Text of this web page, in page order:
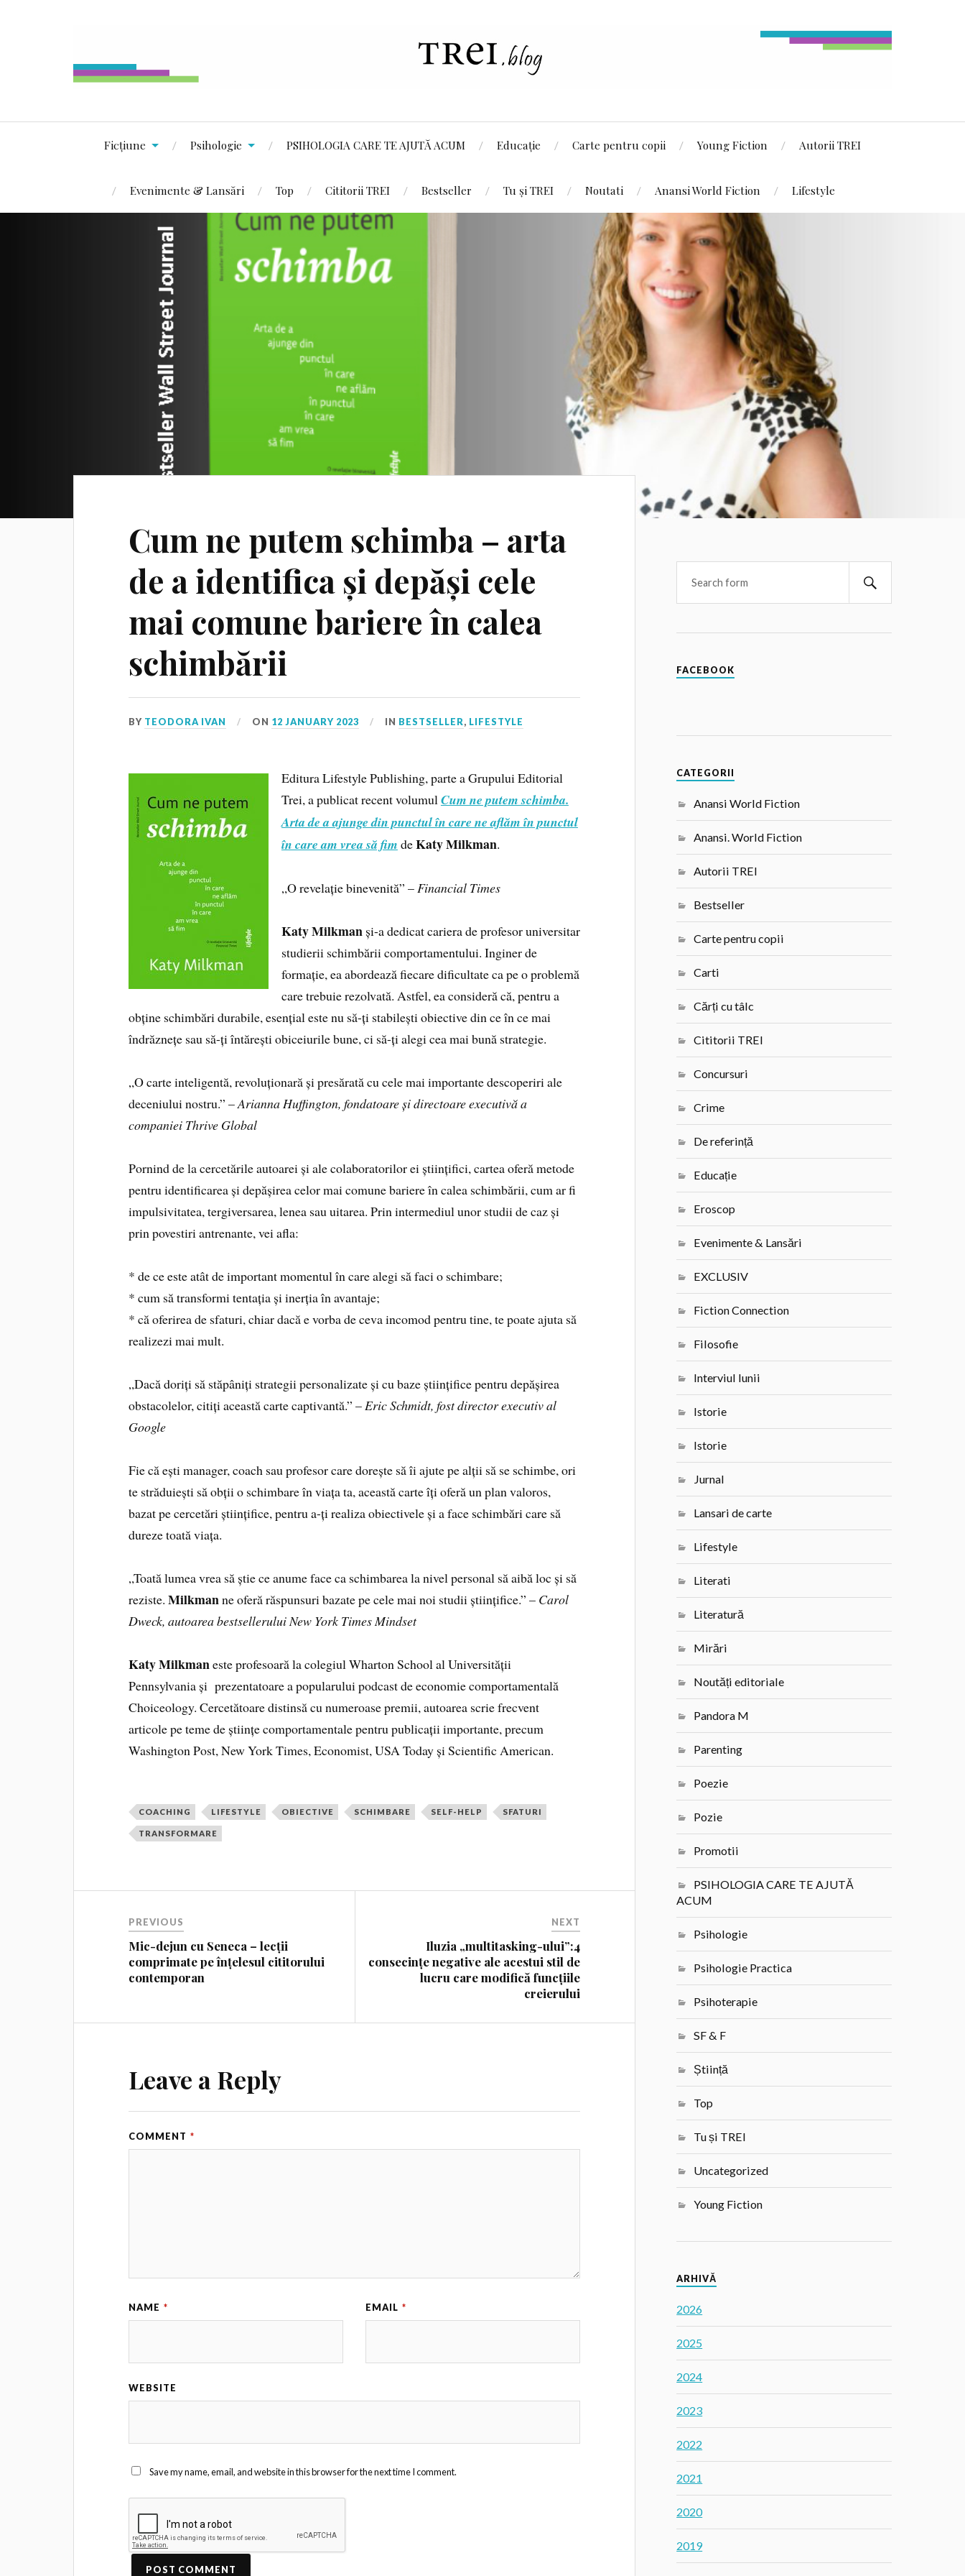
Ficțiune Psihologie PSIHOLOGIA CARE TE AJUTĂ ACUM Educație Carte pentru copii Young Fiction Autorii TREI
Evenimente & Lansări Top Cititorii TREI Bestseller Tu și TREI Noutati Anansi World Fiction Lifestyle
Cum ne putem schimba – arta
de a identifica și depăși cele
mai comune bariere în calea
schimbării
BY TEODORA IVAN ON 12 JANUARY 2023 IN BESTSELLER, LIFESTYLE
Editura Lifestyle Publishing, parte a Grupului Editorial
Trei, a publicat recent volumulCum ne putem schimba.
Arta de a ajunge din punctul în care ne aflăm în punctul
în care am vrea să fim deKaty Milkman.
„O revelație binevenită” –Financial Times
Katy Milkmanși-a dedicat cariera de profesor universitar
studierii schimbării comportamentului. Inginer de
formație, ea abordează fiecare dificultate ca pe o problemă
care trebuie rezolvată. Astfel, ea consideră că, pentru a
obține schimbări durabile, esențial este nu să-ți stabilești obiective din ce în ce mai
îndrăznețe sau să-ți întărești obiceiurile bune, ci să-ți alegi cea mai bună strategie.
„O carte inteligentă, revoluționară și presărată cu cele mai importante descoperiri ale
deceniului nostru.” –Arianna Huffington, fondatoare și directoare executivă a
companiei Thrive Global
Pornind de la cercetările autoarei și ale colaboratorilor ei științifici, cartea oferă metode
pentru identificarea și depășirea celor mai comune bariere în calea schimbării, cum ar fi
impulsivitatea, tergiversarea, lenea sau uitarea. Prin intermediul unor studii de caz și
prin povestiri antrenante, vei afla:
* de ce este atât de important momentul în care alegi să faci o schimbare;
* cum să transformi tentația și inerția în avantaje;
* că oferirea de sfaturi, chiar dacă e vorba de ceva incomod pentru tine, te poate ajuta să
realizezi mai mult.
„Dacă doriți să stăpâniți strategii personalizate și cu baze științifice pentru depășirea
obstacolelor, citiți această carte captivantă.” –Eric Schmidt, fost director executiv al
Google
Fie că ești manager, coach sau profesor care dorește să îi ajute pe alții să se schimbe, ori
te străduiești să obții o schimbare în viața ta, această carte îți oferă un plan valoros,
bazat pe cercetări științifice, pentru a-ți realiza obiectivele și a face schimbări care să
dureze toată viața.
„Toată lumea vrea să știe ce anume face ca schimbarea la nivel personal să aibă loc și să
reziste.Milkmanne oferă răspunsuri bazate pe cele mai noi studii științifice.” – Carol
Dweck, autoarea bestsellerului New York Times Mindset
Katy Milkmaneste profesoară la colegiul Wharton School al Universității
Pennsylvania și prezentatoare a popularului podcast de economie comportamentală
Choiceology. Cercetătoare distinsă cu numeroase premii, autoarea scrie frecvent
articole pe teme de științe comportamentale pentru publicații importante, precum
Washington Post, New York Times, Economist, USA Today și Scientific American.
COACHING LIFESTYLE OBIECTIVE SCHIMBARE SELF-HELP SFATURI
TRANSFORMARE
PREVIOUS
Mic-dejun cu Seneca – lecții
comprimate pe înțelesul cititorului
contemporan
NEXT
Iluzia „multitasking-ului”:4
consecințe negative ale acestui stil de
lucru care modifică funcțiile
creierului
Leave a Reply
COMMENT *
NAME * EMAIL *
WEBSITE
Save my name, email, and website in this browser for the next time I comment.
FACEBOOK
CATEGORII
Anansi World Fiction
Anansi. World Fiction
Autorii TREI
Bestseller
Carte pentru copii
Carti
Cărți cu tâlc
Cititorii TREI
Concursuri
Crime
De referință
Educație
Eroscop
Evenimente & Lansări
EXCLUSIV
Fiction Connection
Filosofie
Interviul lunii
Istorie
Istorie
Jurnal
Lansari de carte
Lifestyle
Literati
Literatură
Mirări
Noutăți editoriale
Pandora M
Parenting
Poezie
Pozie
Promotii
PSIHOLOGIA CARE TE AJUTĂ
ACUM
Psihologie
Psihologie Practica
Psihoterapie
SF & F
Știință
Top
Tu și TREI
Uncategorized
Young Fiction
ARHIVĂ
2026
2025
2024
2023
2022
2021
2020
2019